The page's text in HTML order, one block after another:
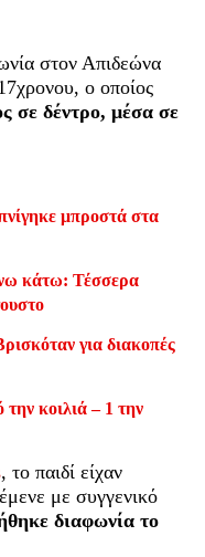
στον Απιδεώνα
ο οποίος
σε δέντρο, μέσα σε
μπροστά στα
κάτω: Τέσσερα
για διακοπές
κοιλιά – 1 την
, το παιδί είχαν
με συγγενικό
διαφωνία το